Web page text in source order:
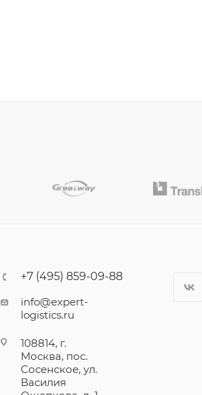
+7 (495) 859-09-88
info@expert-
logistics.ru
108814, г.
Москва, пос.
Сосенское, ул.
Василия